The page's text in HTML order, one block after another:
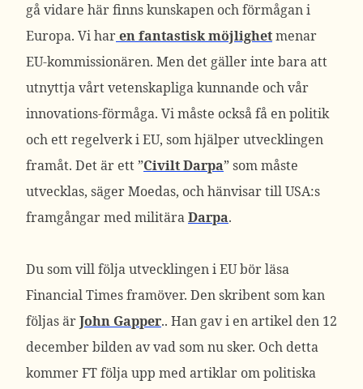
gå vidare här finns kunskapen och förmågan i
Europa. Vi haren fantastisk möjlighetmenar
EU-kommissionären. Men det gäller inte bara att
utnyttja vårt vetenskapliga kunnande och vår
innovations-förmåga. Vi måste också få en politik
och ett regelverk i EU, som hjälper utvecklingen
framåt. Det är ett ”Civilt Darpa” som måste
utvecklas, säger Moedas, och hänvisar till USA:s
framgångar med militäraDarpa.
Du som vill följa utvecklingen i EU bör läsa
Financial Times framöver. Den skribent som kan
följas ärJohn Gapper.. Han gav i en artikel den 12
december bilden av vad som nu sker. Och detta
kommer FT följa upp med artiklar om politiska